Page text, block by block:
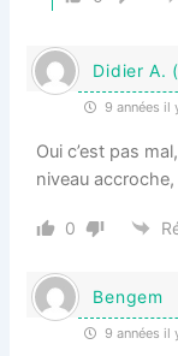
Didier A.
9 années il
Oui c’est pas
niveau
0
Bengem
9 années il